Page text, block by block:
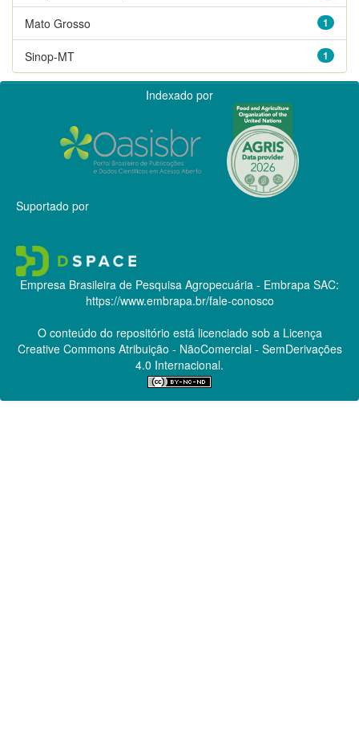
1
Mato Grosso
1
Sinop-MT
Indexado por
Suportado por
Empresa Brasileira de Pesquisa Agropecuária - Embrapa SAC:
https://www.embrapa.br/fale-conosco
O conteúdo do repositório está licenciado sob a Licença
Creative CommonsAtribuição - NãoComercial - SemDerivações
4.0 Internacional.